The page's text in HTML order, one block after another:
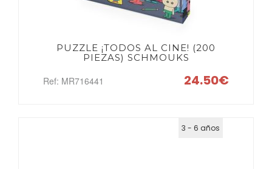
PUZZLE ¡TODOS AL CINE! (200
PIEZAS) SCHMOUKS
Ref: MR716441 24.50€
3 - 6 años